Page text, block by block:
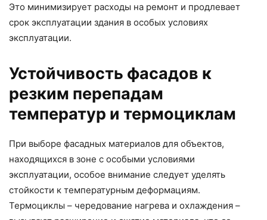
Это минимизирует расходы на ремонт и продлевает
срок эксплуатации здания в особых условиях
эксплуатации.
Устойчивость фасадов к
резким перепадам
температур и термоциклам
При выборе фасадных материалов для объектов,
находящихся в зоне с особыми условиями
эксплуатации, особое внимание следует уделять
стойкости к температурным деформациям.
Термоциклы – чередование нагрева и охлаждения –